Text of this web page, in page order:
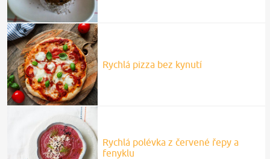
Rychlá pizza bez kynutí
Rychlá polévka z červené řepy a
fenyklu